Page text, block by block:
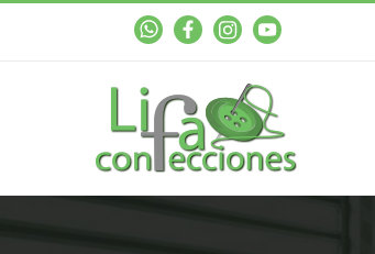
WhastAppFacebookInstagramYouTube